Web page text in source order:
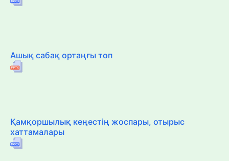
Ашық сабақ ортаңғы топ
Қамқоршылық кеңестің жоспары, отырыс
хаттамалары